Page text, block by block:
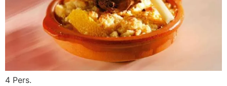
4 Pers.